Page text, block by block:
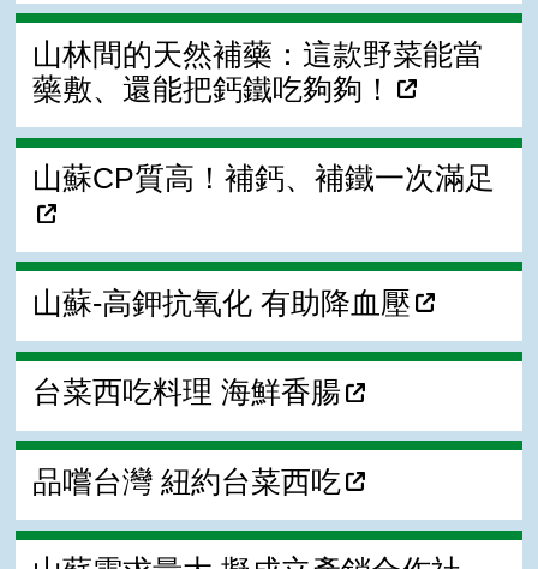
山林間的天然補藥：這款野菜能當
藥敷、還能把鈣鐵吃夠夠！
山蘇CP質高！補鈣、補鐵一次滿足
山蘇-高鉀抗氧化 有助降血壓
台菜西吃料理 海鮮香腸
品嚐台灣 紐約台菜西吃